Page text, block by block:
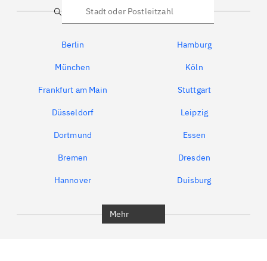
Suche
Berlin Hamburg
München Köln
Frankfurt am Main Stuttgart
Düsseldorf Leipzig
Dortmund Essen
Bremen Dresden
Hannover Duisburg
Mehr